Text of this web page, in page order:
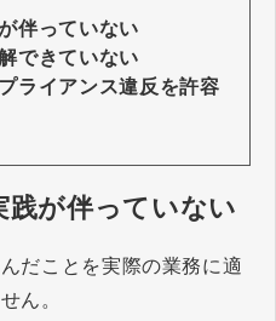
伴っていない
できていない
ライアンス違反を許容
践が伴っていない
だことを実際の業務に適
ん。